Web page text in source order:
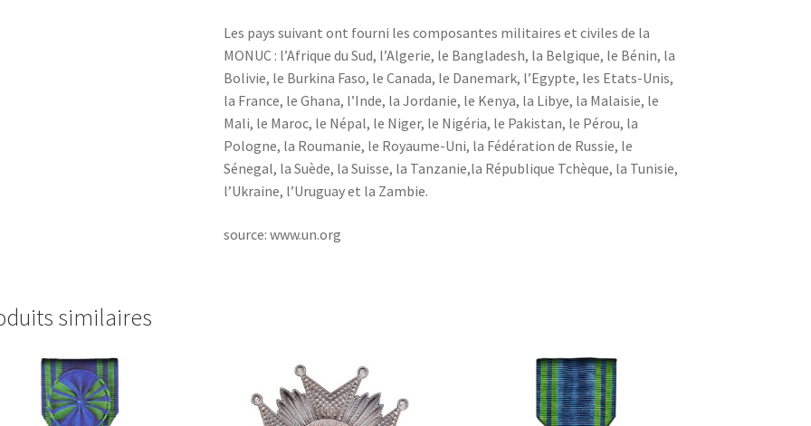
Les pays suivant ont fourni les composantes militaires et civiles de la
MONUC : l’Afrique du Sud, l’Algerie, le Bangladesh, la Belgique, le Bénin, la
Bolivie, le Burkina Faso, le Canada, le Danemark, l’Egypte, les Etats-Unis,
la France, le Ghana, l’Inde, la Jordanie, le Kenya, la Libye, la Malaisie, le
Mali, le Maroc, le Népal, le Niger, le Nigéria, le Pakistan, le Pérou, la
Pologne, la Roumanie, le Royaume-Uni, la Fédération de Russie, le
Sénegal, la Suède, la Suisse, la Tanzanie,la République Tchèque, la Tunisie,
l’Ukraine, l’Uruguay et la Zambie.
source: www.un.org
similaires